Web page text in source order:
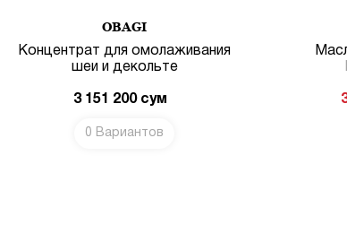
OBAGI
Концентрат для омолаживания
шеи и декольте
3 151 200сум
0 Вариантов